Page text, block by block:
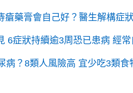
瘡藥膏會自己好？醫生解構症
6症狀持續逾3周恐已患病 經
病？8類人風險高 宜少吃3類